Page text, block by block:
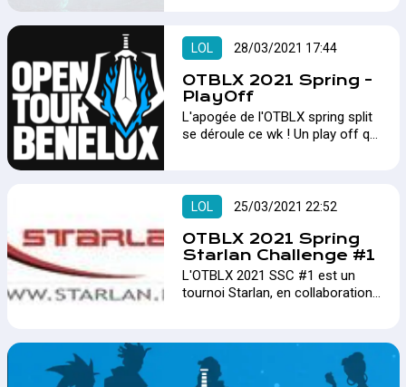
Octobre 2020. C'était aussi
l'occasion pour nous de tester
un tout nouveau format en vous
proposant des interviews en
mode Podcast.…
LOL 28/03/2021 17:44
OTBLX 2021 Spring -
PlayOff
L'apogée de l'OTBLX spring split
se déroule ce wk ! Un play off qui
finalistes !…
LOL 25/03/2021 22:52
OTBLX 2021 Spring
Starlan Challenge #1
L'OTBLX 2021 SSC #1 est un
tournoi Starlan, en collaboration
proposer des tournois de façon
plus officielle et régulière sur le
sol belge.…